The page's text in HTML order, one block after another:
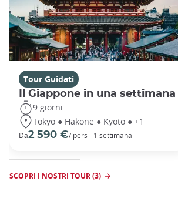
Tour Guidati
Il Giappone in una settimana
9 giorni
Tokyo ● Hakone ● Kyoto ● +1
Da2 590 €/ pers - 1 settimana
SCOPRI I NOSTRI TOUR (3)